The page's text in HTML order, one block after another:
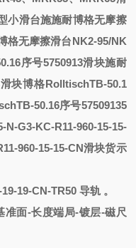
小滑台施施耐博格无摩擦
格无摩擦滑台NK2-95/NK
序号5750913滑块施耐
块博格RolltischTB-50.1
50.16序号57509135
N-G3-KC-R11-960-15-15-
960-15-15-CN滑块货示
19-CN-TR50 导轨 。
面-长度端局-镀层-磁尺